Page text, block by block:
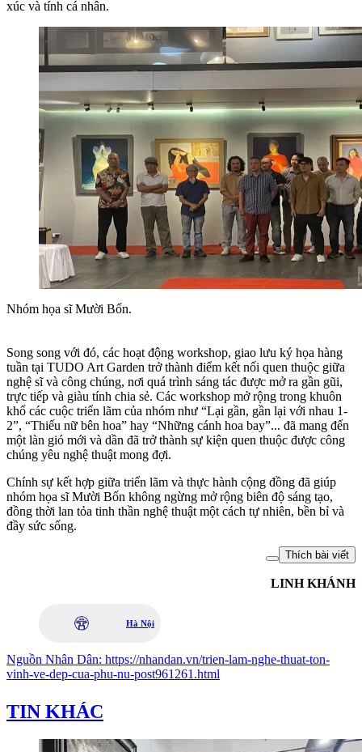
xúc và tính cá nhân.
Nhóm họa sĩ Mười Bốn.
Song song với đó, các hoạt động workshop, giao lưu ký họa hàng
tuần tại TUDO Art Garden trở thành điểm kết nối quen thuộc giữa
nghệ sĩ và công chúng, nơi quá trình sáng tác được mở ra gần gũi,
trực tiếp và giàu tính chia sẻ. Các workshop mở rộng trong khuôn
khổ các cuộc triển lãm của nhóm như “Lại gần, gần lại với nhau 1-
2”, “Thiếu nữ bên hoa” hay “Những cánh hoa bay”... đã mang đến
một làn gió mới và dần đã trở thành sự kiện quen thuộc được công
chúng yêu nghệ thuật mong đợi.
Chính sự kết hợp giữa triển lãm và thực hành cộng đồng đã giúp
nhóm họa sĩ Mười Bốn không ngừng mở rộng biên độ sáng tạo,
đồng thời lan tỏa tinh thần nghệ thuật một cách tự nhiên, bền bỉ và
đầy sức sống.
Thích bài viết
LINH KHÁNH
Hà Nội
Nguồn Nhân Dân: https://nhandan.vn/trien-lam-nghe-thuat-ton-
vinh-ve-dep-cua-phu-nu-post961261.html
TIN KHÁC